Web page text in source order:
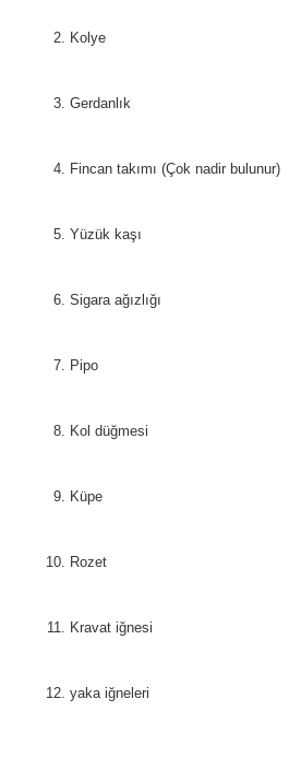
Kolye
Gerdanlık
Fincan takımı (Çok nadir bulunur)
Yüzük kaşı
Sigara ağızlığı
Pipo
Kol düğmesi
Küpe
Rozet
Kravat iğnesi
yaka iğneleri